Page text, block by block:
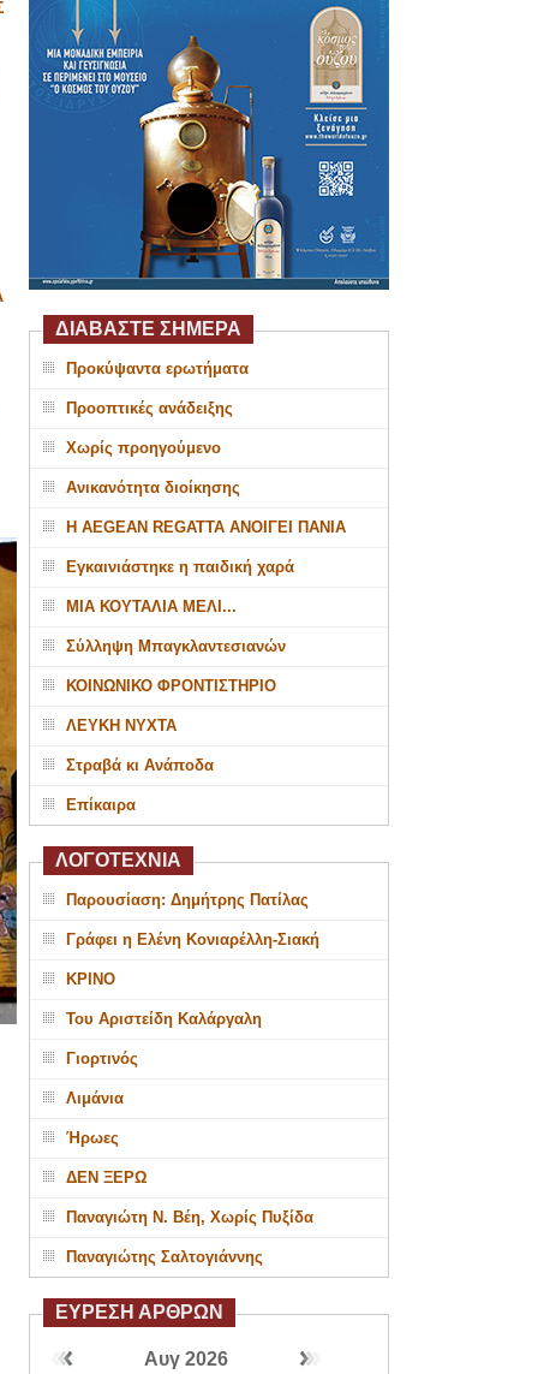
ΔΙΑΒΑΣΤΕ ΣΗΜΕΡΑ
Προκύψαντα ερωτήματα
Προοπτικές ανάδειξης
Χωρίς προηγούμενο
Ανικανότητα διοίκησης
Η AEGEAN REGATTA ΑΝΟΙΓΕΙ ΠΑΝΙΑ
Εγκαινιάστηκε η παιδική χαρά
ΜΙΑ ΚΟΥΤΑΛΙΑ ΜΕΛΙ...
Σύλληψη Μπαγκλαντεσιανών
ΚΟΙΝΩΝΙΚΟ ΦΡΟΝΤΙΣΤΗΡΙΟ
ΛΕΥΚΗ ΝΥΧΤΑ
Στραβά κι Ανάποδα
Επίκαιρα
ΛΟΓΟΤΕΧΝΙΑ
Παρουσίαση: Δημήτρης Πατίλας
Γράφει η Ελένη Κονιαρέλλη-Σιακή
ΚΡΙΝΟ
Του Αριστείδη Καλάργαλη
Γιορτινός
Λιμάνια
Ήρωες
ΔΕΝ ΞΕΡΩ
Παναγιώτη Ν. Βέη, Χωρίς Πυξίδα
Παναγιώτης Σαλτογιάννης
ΕΥΡΕΣΗ ΑΡΘΡΩΝ
Αυγ 2026